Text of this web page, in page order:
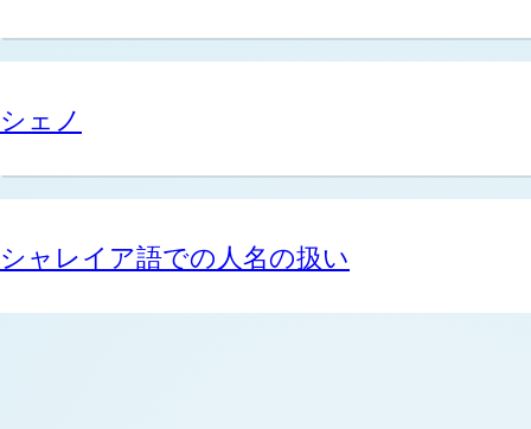
シェノ
シャレイア語での人名の扱い